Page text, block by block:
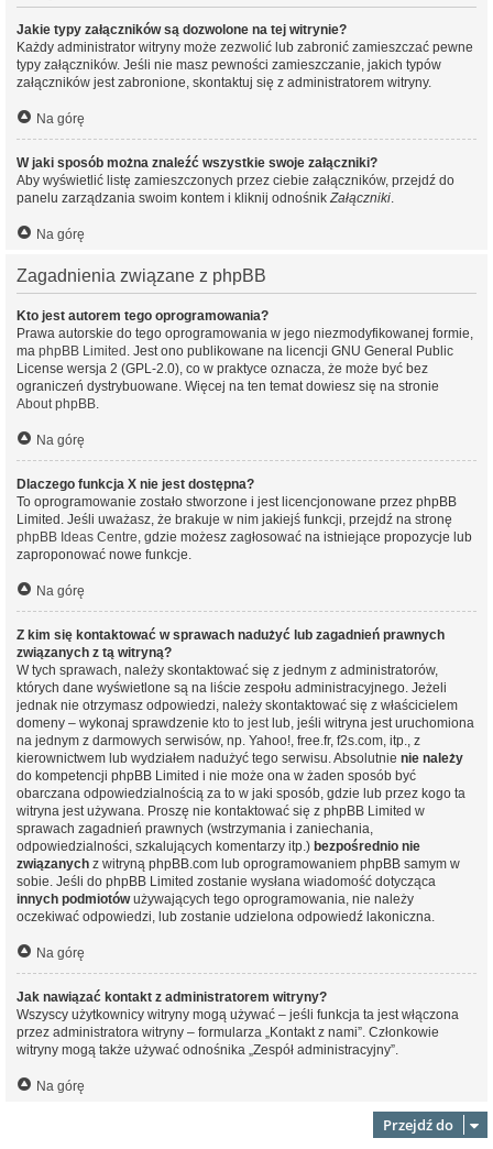
Jakie typy załączników są dozwolone na tej witrynie?
Każdy administrator witryny może zezwolić lub zabronić zamieszczać pewne
typy załączników. Jeśli nie masz pewności zamieszczanie, jakich typów
załączników jest zabronione, skontaktuj się z administratorem witryny.
Na górę
W jaki sposób można znaleźć wszystkie swoje załączniki?
Aby wyświetlić listę zamieszczonych przez ciebie załączników, przejdź do
panelu zarządzania swoim kontem i kliknij odnośnikZałączniki.
Na górę
Zagadnienia związane z phpBB
Kto jest autorem tego oprogramowania?
Prawa autorskie do tego oprogramowania w jego niezmodyfikowanej formie,
ma phpBB Limited . Jest ono publikowane na licencji GNU General Public
License wersja 2 (GPL-2.0), co w praktyce oznacza, że może być bez
ograniczeń dystrybuowane. Więcej na ten temat dowiesz się na stronie
About phpBB.
Na górę
Dlaczego funkcja X nie jest dostępna?
To oprogramowanie zostało stworzone i jest licencjonowane przez phpBB
Limited. Jeśli uważasz, że brakuje w nim jakiejś funkcji, przejdź na stronę
phpBB Ideas Centre, gdzie możesz zagłosować na istniejące propozycje lub
zaproponować nowe funkcje.
Na górę
Z kim się kontaktować w sprawach nadużyć lub zagadnień prawnych
związanych z tą witryną?
W tych sprawach, należy skontaktować się z jednym z administratorów,
których dane wyświetlone są na liście zespołu administracyjnego. Jeżeli
jednak nie otrzymasz odpowiedzi, należy skontaktować się z właścicielem
domeny – wykonaj sprawdzenie kto to jestlub, jeśli witryna jest uruchomiona
na jednym z darmowych serwisów, np. Yahoo!, free.fr, f2s.com, itp., z
kierownictwem lub wydziałem nadużyć tego serwisu. Absolutnie nie należy
do kompetencji phpBB Limited i nie może ona w żaden sposób być
obarczana odpowiedzialnością za to w jaki sposób, gdzie lub przez kogo ta
witryna jest używana. Proszę nie kontaktować się z phpBB Limited w
sprawach zagadnień prawnych (wstrzymania i zaniechania,
odpowiedzialności, szkalujących komentarzy itp.) bezpośrednio nie
związanych z witryną phpBB.com lub oprogramowaniem phpBB samym w
sobie. Jeśli do phpBB Limited zostanie wysłana wiadomość dotycząca
innych podmiotówużywających tego oprogramowania, nie należy
oczekiwać odpowiedzi, lub zostanie udzielona odpowiedź lakoniczna.
Na górę
Jak nawiązać kontakt z administratorem witryny?
Wszyscy użytkownicy witryny mogą używać – jeśli funkcja ta jest włączona
przez administratora witryny – formularza „Kontakt z nami”. Członkowie
witryny mogą także używać odnośnika „Zespół administracyjny”.
Na górę
Przejdź do